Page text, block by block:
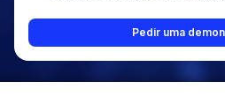
Pedir uma